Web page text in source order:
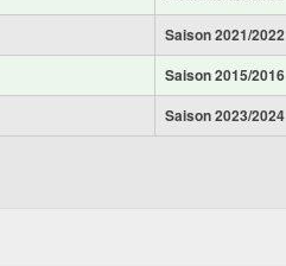
Saison 2021/2022
Saison 2015/2016
Saison 2023/2024